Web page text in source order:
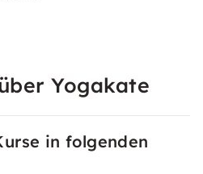
Yogakate
in folgenden